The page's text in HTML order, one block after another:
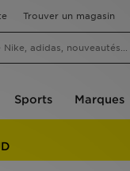
Trouver un magasin
Sports Marques